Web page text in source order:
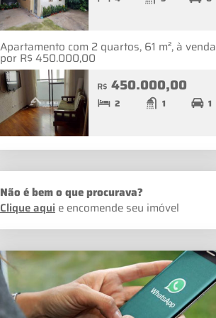
Apartamento com 2 quartos, 61 m², à venda
por R$ 450.000,00
R$ 450.000,00
2 1 1
Não é bem o que procurava?
Clique aqui e encomende seu imóvel